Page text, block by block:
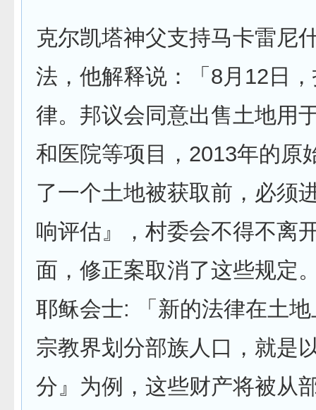
克尔凯塔神父支持马卡雷尼
法，他解释说：「8月12日
律。邦议会同意出售土地用
和医院等项目，2013年的原
了一个土地被获取前，必须
响评估』，村委会不得不离
面，修正案取消了这些规定
耶稣会士: 「新的法律在土
宗教界划分部族人口，就是
分』为例，这些财产将被从